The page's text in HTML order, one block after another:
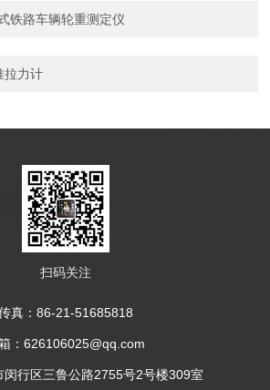
铁路车辆轮重测定仪
拉力计
扫码关注
真：86-21-51685818
：626106025@qq.com
闵行区三鲁公路2755号2号楼309室